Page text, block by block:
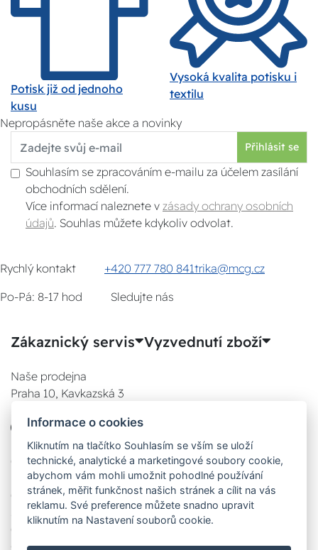
Potisk již od jednoho
kusu
Vysoká kvalita potisku i
textilu
Nepropásněte naše akce a novinky
Přihlásit se
Souhlasím se zpracováním e-mailu za účelem zasílání
obchodních sdělení.
Více informací naleznete v zásady ochrany osobních
údajů . Souhlas můžete kdykoliv odvolat.
Rychlý kontakt +420 777 780 841trika@mcg.cz
Po-Pá: 8-17 hod
Sledujte nás
Zákaznický servis Vyzvednutí zboží
Naše prodejna
Praha 10, Kavkazská 3
777 780 841
08:00 - 17:00
08:00 - 17:00
08:00 - 17:00
Čt:
Informace o cookies
Kliknutím na tlačítko Souhlasím se vším se uloží
technické, analytické a marketingové soubory cookie,
abychom vám mohli umožnit pohodlné používání
stránek, měřit funkčnost našich stránek a cílit na vás
reklamu. Své preference můžete snadno upravit
kliknutím na Nastavení souborů cookie.